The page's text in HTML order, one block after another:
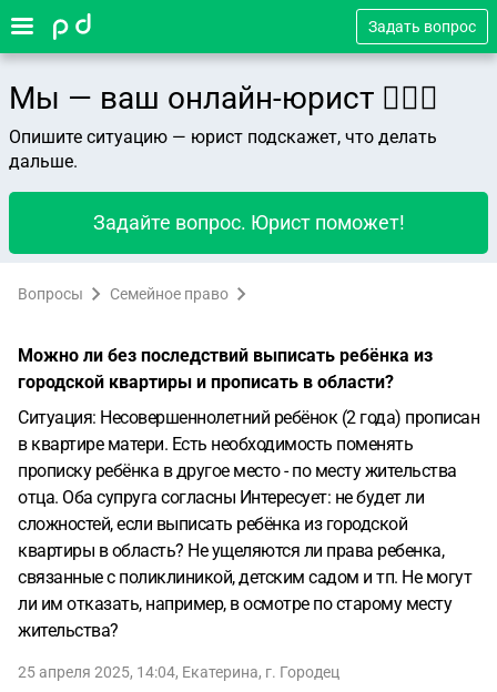
Задать вопрос
Мы — ваш онлайн-юрист 👨🏻‍⚖️
Опишите ситуацию — юрист подскажет, что делать
дальше.
Задайте вопрос. Юрист поможет!
Вопросы Семейное право
Можно ли без последствий выписать ребёнка из
городской квартиры и прописать в области?
Ситуация: Несовершеннолетний ребёнок (2 года) прописан
в квартире матери. Есть необходимость поменять
прописку ребёнка в другое место - по месту жительства
отца. Оба супруга согласны Интересует: не будет ли
сложностей, если выписать ребёнка из городской
квартиры в область? Не ущеляются ли права ребенка,
связанные с поликлиникой, детским садом и тп. Не могут
ли им отказать, например, в осмотре по старому месту
жительства?
25 апреля 2025, 14:04, Екатерина, г. Городец